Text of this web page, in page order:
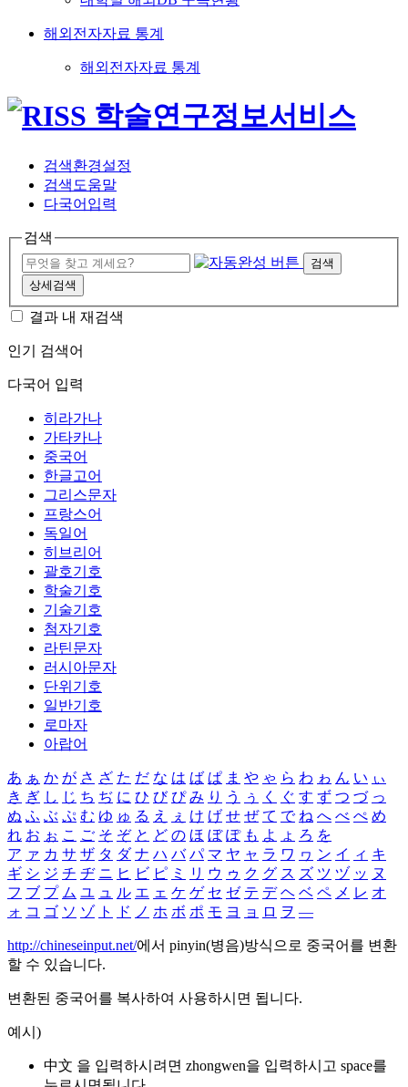
해외전자자료 통계
해외전자자료 통계
검색환경설정
검색도움말
다국어입력
검색
검색
상세검색
결과 내 재검색
인기 검색어
다국어 입력
히라가나
가타카나
중국어
한글고어
그리스문자
프랑스어
독일어
히브리어
괄호기호
학술기호
기술기호
첨자기호
라틴문자
러시아문자
단위기호
일반기호
로마자
아랍어
あ ぁ か が さ ざ た だ な は ば ぱ ま や ゃ ら わ ゎ ん い ぃ
き ぎ し じ ち ぢ に ひ び ぴ み り う ぅ く ぐ す ず つ づ っ
ぬ ふ ぶ ぷ む ゆ ゅ る え ぇ け げ せ ぜ て で ね へ べ ぺ め
れ お ぉ こ ご そ ぞ と ど の ほ ぼ ぽ も よ ょ ろ を
ア ァ カ サ ザ タ ダ ナ ハ バ パ マ ヤ ャ ラ ワ ヮ ン イ ィ キ
ギ シ ジ チ ヂ ニ ヒ ビ ピ ミ リ ウ ゥ ク グ ス ズ ツ ヅ ッ ヌ
フ ブ プ ム ユ ュ ル エ ェ ケ ゲ セ ゼ テ デ ヘ ベ ペ メ レ オ
ォ コ ゴ ソ ゾ ト ド ノ ホ ボ ポ モ ヨ ョ ロ ヲ ―
http://chineseinput.net/에서 pinyin(병음)방식으로 중국어를 변환
할 수 있습니다.
변환된 중국어를 복사하여 사용하시면 됩니다.
예시)
中文 을 입력하시려면 zhongwen을 입력하시고 space를